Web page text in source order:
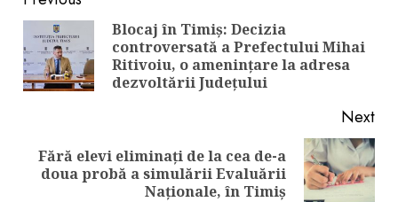
ReadingBlocaj în Timiș: Decizia
controversată a Prefectului Mihai
Ritivoiu, o amenințare la adresa
dezvoltării Județului
Next
Next
Fără elevi eliminați de la cea de-a
doua probă a simulării Evaluării
Naționale, în Timiș